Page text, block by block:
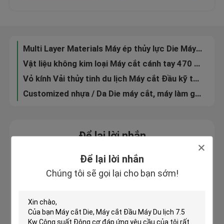
Để lại lời nhắn
Chúng tôi sẽ gọi lại cho bạn sớm!
Kiểm soát chất lượng
Liên hệ chúng tôi
Máy cắt cánh tay thủy lực
Multi Layer Materials Máy ép thủy lực Die Máy cắt hai tay Thao tác Switch
Vật liệu không kim loại Máy cắt cánh tay 470 × 340mm Upper Rocker
Vỏ kính Vải thủy tinh du lịch Máy cắt Đầu kỹ thuật số Hệ điều hành
Customized nhựa / Da Die máy cắt, máy làm giày
Để lại lời nhắn